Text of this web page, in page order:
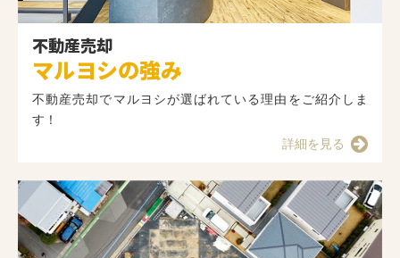
不動産売却
マルヨシの強み
不動産売却でマルヨシが選ばれている理由をご紹介しま
す！
詳細を見る